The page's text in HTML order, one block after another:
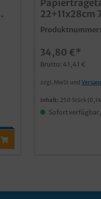
22+11x28cm
Farben zur
Produktnummer:
34,80 €*
Brutto: 41,41 €
zzgl. MwSt und
Inhalt: 250 Stück
Sofort